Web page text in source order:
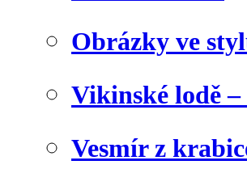
Obrázky ve
Vikinské lodě
Vesmír z